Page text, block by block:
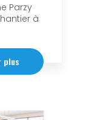
Parzy
à
plus